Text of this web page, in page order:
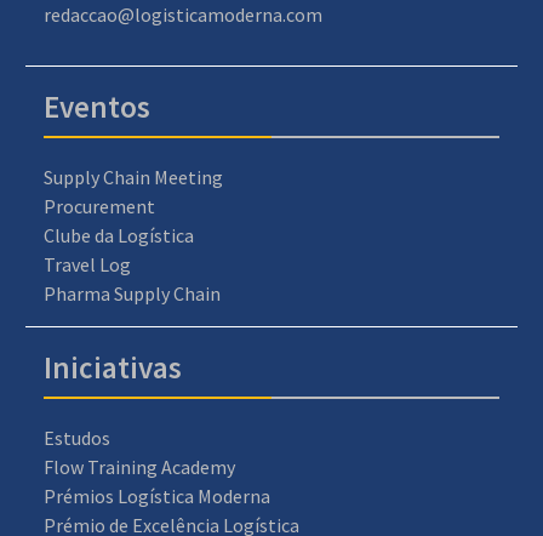
redaccao@logisticamoderna.com
Eventos
Supply Chain Meeting
Procurement
Clube da Logística
Travel Log
Pharma Supply Chain
Iniciativas
Estudos
Flow Training Academy
Prémios Logística Moderna
Prémio de Excelência Logística